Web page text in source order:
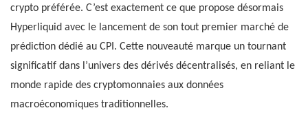
crypto préférée. C’est exactement ce que propose désormais
Hyperliquid avec le lancement de son tout premier marché de
prédiction dédié au CPI. Cette nouveauté marque un tournant
significatif dans l’univers des dérivés décentralisés, en reliant le
monde rapide des cryptomonnaies aux données
macroéconomiques traditionnelles.